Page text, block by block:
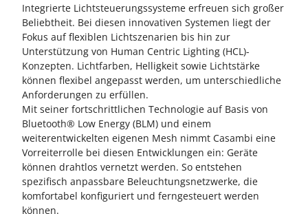
Integrierte Lichtsteuerungssysteme erfreuen sich großer
Beliebtheit. Bei diesen innovativen Systemen liegt der
Fokus auf flexiblen Lichtszenarien bis hin zur
Unterstützung von Human Centric Lighting (HCL)-
Konzepten. Lichtfarben, Helligkeit sowie Lichtstärke
können flexibel angepasst werden, um unterschiedliche
Anforderungen zu erfüllen.
Mit seiner fortschrittlichen Technologie auf Basis von
Bluetooth® Low Energy (BLM) und einem
weiterentwickelten eigenen Mesh nimmt Casambi eine
Vorreiterrolle bei diesen Entwicklungen ein: Geräte
können drahtlos vernetzt werden. So entstehen
spezifisch anpassbare Beleuchtungsnetzwerke, die
komfortabel konfiguriert und ferngesteuert werden
können.